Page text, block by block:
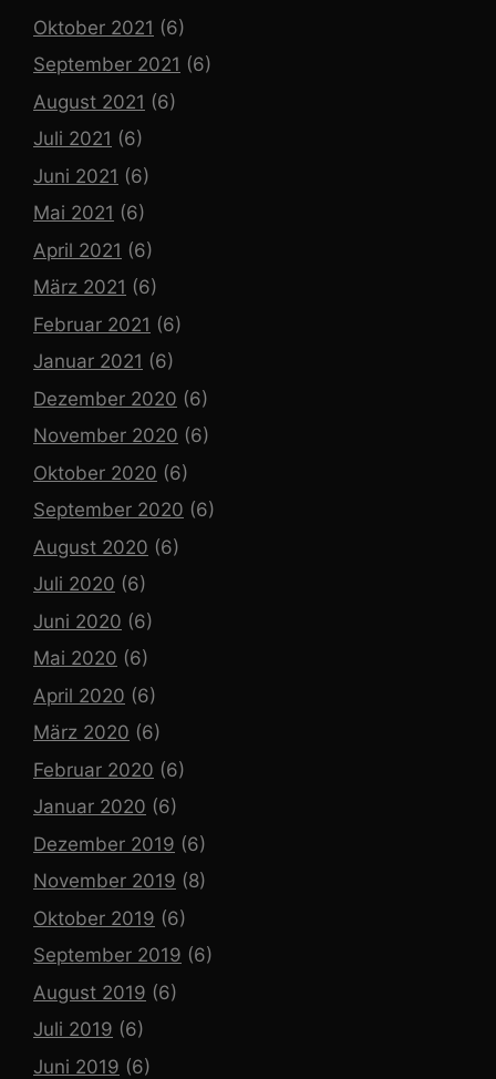
Oktober 2021 (6)
September 2021 (6)
August 2021 (6)
Juli 2021 (6)
Juni 2021 (6)
Mai 2021 (6)
April 2021 (6)
März 2021 (6)
Februar 2021 (6)
Januar 2021 (6)
Dezember 2020 (6)
November 2020 (6)
Oktober 2020 (6)
September 2020 (6)
August 2020 (6)
Juli 2020 (6)
Juni 2020 (6)
Mai 2020 (6)
April 2020 (6)
März 2020 (6)
Februar 2020 (6)
Januar 2020 (6)
Dezember 2019 (6)
November 2019 (8)
Oktober 2019 (6)
September 2019 (6)
August 2019 (6)
Juli 2019 (6)
Juni 2019 (6)